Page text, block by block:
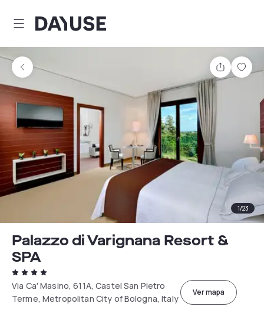
Dayuse
1/23
Palazzo di Varignana Resort &
SPA
Via Ca' Masino, 611A, Castel San Pietro
Terme, Metropolitan City of Bologna, Italy
Ver mapa